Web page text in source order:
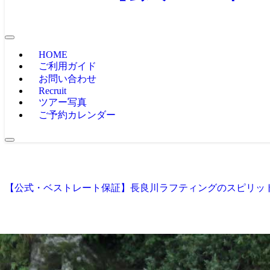
HOME
ご利用ガイド
お問い合わせ
Recruit
ツアー写真
ご予約カレンダー
【公式・ベストレート保証】長良川ラフティングのスピリッ